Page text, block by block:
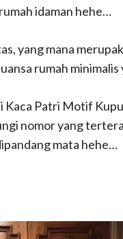
idaman hehe…
yang mana
rumah minimalis
Patri Motif
nomor yang
mata hehe…